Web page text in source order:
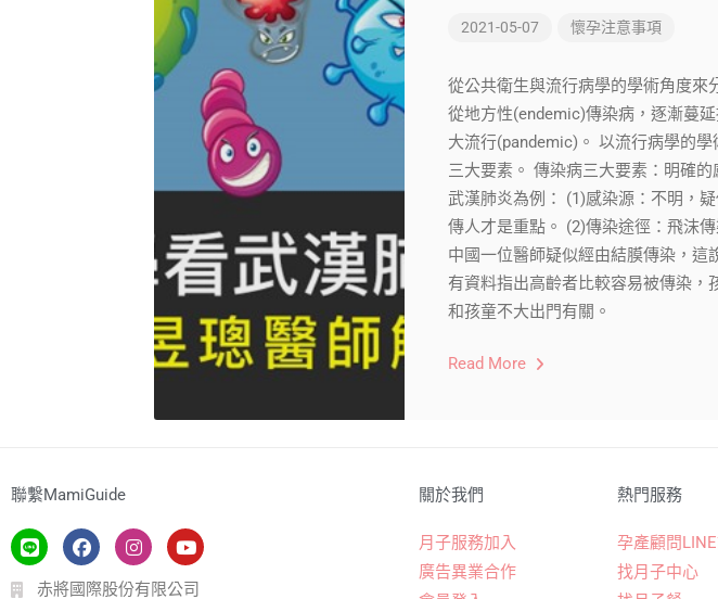
2021-05-07 懷孕注意事項
從公共衛生與流行病學的學術角度來
從地方性(endemic)傳染病，逐漸蔓
大流行(pandemic)。 以流行病學的
三大要素。 傳染病三大要素：明確
武漢肺炎為例： (1)感染源：不明，
傳人才是重點。 (2)傳染途徑：飛沫
中國一位醫師疑似經由結膜傳染，這
有資料指出高齡者比較容易被傳染，
和孩童不大出門有關。
Read More
聯繫MamiGuide
赤將國際股份有限公司
關於我們
月子服務加入
廣告異業合作
熱門服務
孕產顧問
找月子中心